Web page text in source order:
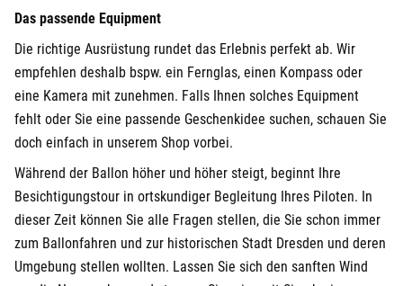
Das passende Equipment
Die richtige Ausrüstung rundet das Erlebnis perfekt ab. Wir
empfehlen deshalb bspw. ein Fernglas, einen Kompass oder
eine Kamera mit zunehmen. Falls Ihnen solches Equipment
fehlt oder Sie eine passende Geschenkidee suchen, schauen Sie
doch einfach in unserem Shop vorbei.
Während der Ballon höher und höher steigt, beginnt Ihre
Besichtigungstour in ortskundiger Begleitung Ihres Piloten. In
dieser Zeit können Sie alle Fragen stellen, die Sie schon immer
zum Ballonfahren und zur historischen Stadt Dresden und deren
Umgebung stellen wollten. Lassen Sie sich den sanften Wind